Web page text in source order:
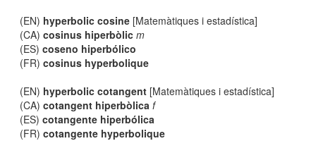
(EN) hyperbolic cosine [Matemàtiques i estadística]
(CA)cosinus hiperbòlic m
(ES)coseno hiperbólico
(FR)cosinus hyperbolique
(EN) hyperbolic cotangent [Matemàtiques i estadística]
(CA)cotangent hiperbòlica f
(ES)cotangente hiperbólica
(FR)cotangente hyperbolique